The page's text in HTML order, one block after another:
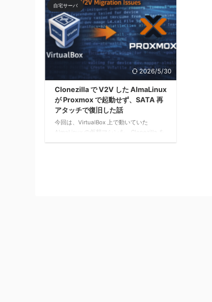
自宅サーバ
2026/5/30
Clonezilla で V2V した AlmaLinux
が Proxmox で起動せず、SATA 再
アタッチで復旧した話
今回は、VirtualBox 上で動いていた
AlmaLinux の仮想マシンを、Clonezilla を
使って Proxmox 上の仮想マシンへ移行し